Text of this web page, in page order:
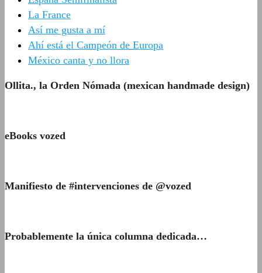
La France
Así me gusta a mí
Ahí está el Campeón de Europa
México canta y no llora
Ollita., la Orden Nómada (mexican handmade design)
eBooks vozed
Manifiesto de #intervenciones de @vozed
Probablemente la única columna dedicada…